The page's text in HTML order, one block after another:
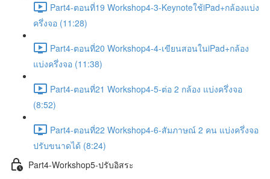
Part4-ตอนที่19 Workshop4-3-Keynoteใช้iPad+กล้องแบ่ง
ครึ่งจอ (11:28)
Part4-ตอนที่20 Workshop4-4-เขียนสอนในiPad+กล้อง
แบ่งครึ่งจอ (11:38)
Part4-ตอนที่21 Workshop4-5-ต่อ 2 กล้อง แบ่งครึ่งจอ
(8:52)
Part4-ตอนที่22 Workshop4-6-สัมภาษณ์ 2 คน แบ่งครึ่งจอ
ปรับขนาดได้ (8:24)
Part4-Workshop5-ปรับอิสระ